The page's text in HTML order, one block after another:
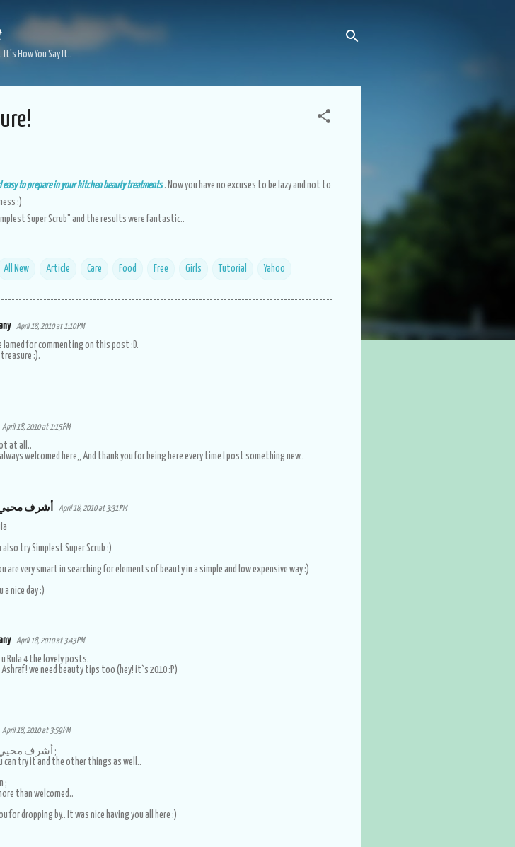
Skip to main content
It's How You Say It..
easy to prepare in your kitchen beauty treatments.. Now you have no excuses to be lazy and not to
:)
Super Scrub" and the results were fantastic..
All New Article Care Food Free Girls Tutorial Yahoo
April 18, 2010 at 1:10 PM
lamed for commenting on this post :D.
treasure :).
April 18, 2010 at 1:15 PM
at all..
always welcomed here,, And thank you for being here every time I post something new..
أشرف محيي April 18, 2010 at 3:31 PM
also try Simplest Super Scrub :)
are very smart in searching for elements of beauty in a simple and low expensive way :)
a nice day :)
April 18, 2010 at 3:43 PM
u Rula 4 the lovely posts.
Ashraf! we need beauty tips too (hey! it`s 2010 :P)
April 18, 2010 at 3:59 PM
أشرف محيي الدين ;
can try it and the other things as well..
;
than welcomed..
for dropping by.. It was nice having you all here :)